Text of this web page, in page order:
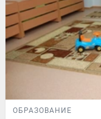
ОБРАЗОВАНИЕ